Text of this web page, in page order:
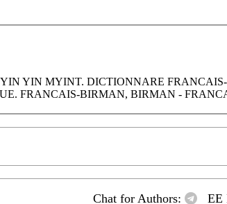
MYINT. DICTIONNARE FRANCAIS-
FRANCAIS-BIRMAN, BIRMAN -
Chat for Authors: EE